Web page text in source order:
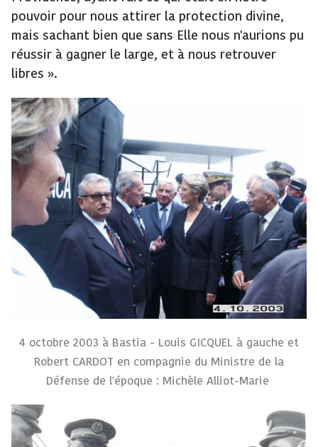
pouvoir pour nous attirer la protection divine,
mais sachant bien que sans Elle nous n'aurions pu
réussir à gagner le large, et à nous retrouver
libres ».
4 octobre 2003 à Bastia - Louis GICQUEL à gauche et
Robert CARDOT en compagnie du Ministre de la
Défense de l'époque : Michèle Alliot-Marie